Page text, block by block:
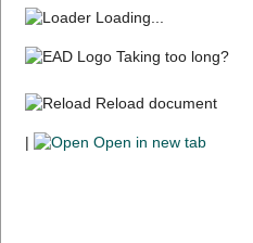
Loading...
Taking too long?
Reload document
| Open in new tab